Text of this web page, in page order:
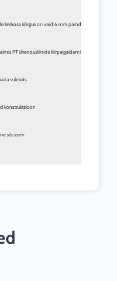
keskosa kõrgus on vaid 6 mm paindlike uksealuste
PT ühendusliinide kiirpaigaldamiseks
suletuks
konstruktsioon
süsteem